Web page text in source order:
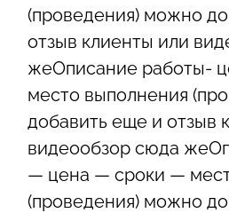
(проведения) можно
отзыв клиенты или
жеОписание работы-
место выполнения
добавить еще и отзыв
видеообзор сюда
— цена — сроки —
(проведения) можно